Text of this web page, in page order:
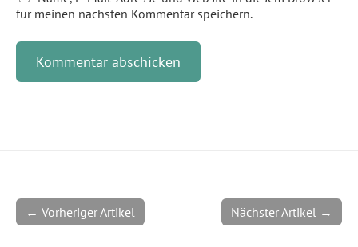
für meinen nächsten Kommentar speichern.
Nächster Artikel →
← Vorheriger Artikel